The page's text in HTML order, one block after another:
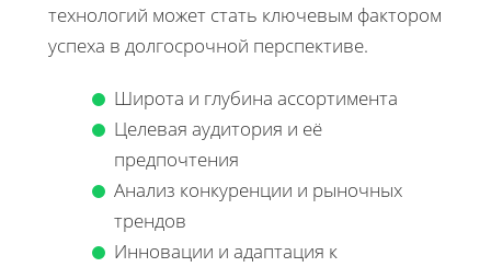
технологий может стать ключевым фактором
успеха в долгосрочной перспективе.
Широта и глубина ассортимента
Целевая аудитория и её
предпочтения
Анализ конкуренции и рыночных
трендов
Инновации и адаптация к